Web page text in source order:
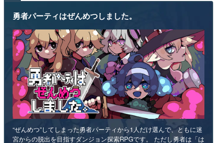
勇者パーティはぜんめつしました。
“ぜんめつ”してしまった勇者パーティから1人だけ選んで、ともに迷
宮からの脱出を目指すダンジョン探索RPGです。 ただし勇者は「は